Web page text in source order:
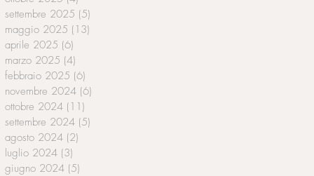
settembre 2025 (5)
maggio 2025 (13)
aprile 2025 (6)
marzo 2025 (4)
febbraio 2025 (6)
novembre 2024 (6)
ottobre 2024 (11)
settembre 2024 (5)
agosto 2024 (2)
luglio 2024 (3)
giugno 2024 (5)